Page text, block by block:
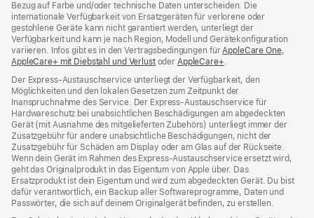
Bezug auf Farbe und/oder technische Daten unterscheiden. Die
internationale Verfügbarkeit von Ersatzgeräten für verlorene oder
gestohlene Geräte kann nicht garantiert werden, unterliegt der
Verfügbarkeit und kann je nach Region, Modell und Gerätekonfiguration
variieren. Infos gibt es in den Vertragsbedingungen fürAppleCare One(Öffnet
,
AppleCare+ mit Diebstahl und Verlust(Öffnet
neues
Fenster)
oder AppleCare+(Öffnet
neues
Fenster)
.
Der Express-Austauschservice unterliegt der Verfügbarkeit, den
Möglichkeiten und den lokalen Gesetzen zum Zeitpunkt der
Inanspruchnahme des Service. Der Express-Austauschservice für
Hardwareschutz bei unabsichtlichen Beschädigungen am abgedeckten
Gerät (mit Ausnahme des mitgelieferten Zubehörs) unterliegt immer der
Zusatzgebühr für andere unabsichtliche Beschädigungen, nicht der
Zusatzgebühr für Schäden am Display oder am Glas auf der Rückseite.
Wenn dein Gerät im Rahmen des Express-Austauschservice ersetzt wird,
geht das Originalprodukt in das Eigentum von Apple über. Das
Ersatzprodukt ist dein Eigentum und wird zum abgedeckten Gerät. Du bist
dafür verantwortlich, ein Backup aller Softwareprogramme, Daten und
Passwörter, die sich auf deinem Originalgerät befinden, zu erstellen.